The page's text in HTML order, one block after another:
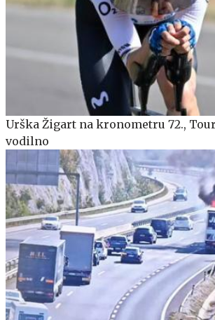
Urška Žigart na kronometru 72.,
vodilno